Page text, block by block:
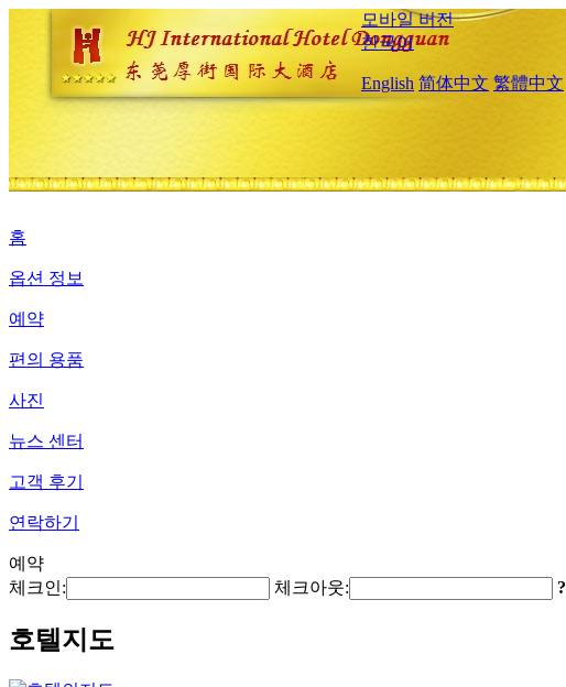
모바일 버전
한국어
English 简体中文 繁體中文
홈
옵션 정보
예약
편의 용품
사진
뉴스 센터
고객 후기
연락하기
예약
체크인:
체크아웃: ?
호텔지도